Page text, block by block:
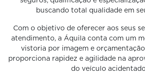
buscando total qualidade em
Com o objetivo de oferecer aos seus
atendimento, a Áquila conta com um
vistoria por imagem e
proporciona rapidez e agilidade na
do veículo